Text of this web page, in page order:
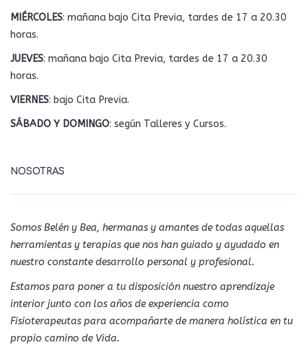
MIÉRCOLES: mañana bajo Cita Previa, tardes de 17 a 20.30
horas.
JUEVES: mañana bajo Cita Previa, tardes de 17 a 20.30
horas.
VIERNES: bajo Cita Previa.
SÁBADO Y DOMINGO: según Talleres y Cursos.
NOSOTRAS
Somos Belén y Bea, hermanas y amantes de todas aquellas
herramientas y terapias que nos han guiado y ayudado en
nuestro constante desarrollo personal y profesional.
Estamos para poner a tu disposición nuestro aprendizaje
interior junto con los años de experiencia como
Fisioterapeutas para acompañarte de manera holística en tu
propio camino de Vida.